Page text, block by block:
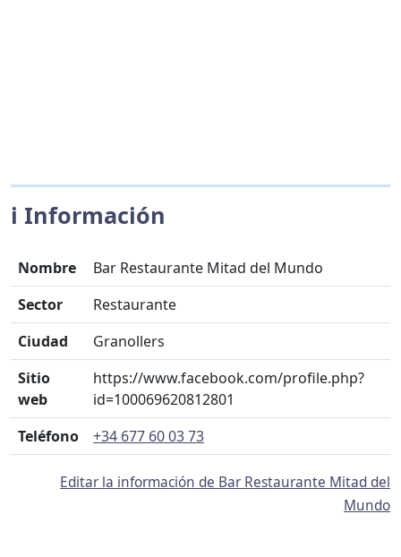
ℹ️ Información
Nombre
Bar Restaurante Mitad del Mundo
Sector
Restaurante
Ciudad
Granollers
Sitio
web
https://www.facebook.com/profile.php?
id=100069620812801
Teléfono
+34 677 60 03 73
Editar la información de Bar Restaurante Mitad del
Mundo